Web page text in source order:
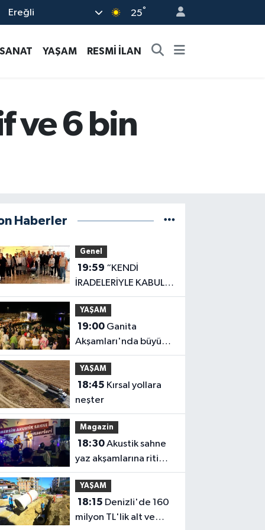
Ereğli 25°
YAŞAM RESMİ İLAN
ve 6 bin
Haberler
Genel
19:59
İRADELERİYLE KABUL
ETMEDİLER!..”
YAŞAM
19:00
Akşamları'nda büyük
coşku
YAŞAM
18:45
neşter
Magazin
18:30Akustik sahne
yaz akşamlarına ritim
katıyor
YAŞAM
18:15
milyon TL'lik alt ve